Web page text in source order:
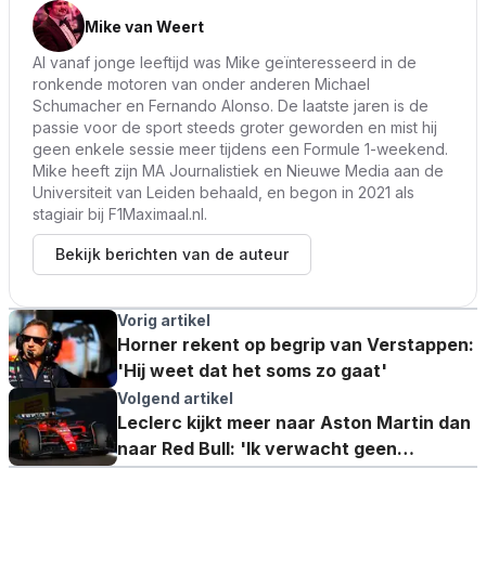
Mike van Weert
Al vanaf jonge leeftijd was Mike geïnteresseerd in de
ronkende motoren van onder anderen Michael
Schumacher en Fernando Alonso. De laatste jaren is de
passie voor de sport steeds groter geworden en mist hij
geen enkele sessie meer tijdens een Formule 1-weekend.
Mike heeft zijn MA Journalistiek en Nieuwe Media aan de
Universiteit van Leiden behaald, en begon in 2021 als
stagiair bij F1Maximaal.nl.
Bekijk berichten van de auteur
Vorig artikel
Horner rekent op begrip van Verstappen:
'Hij weet dat het soms zo gaat'
Volgend artikel
Leclerc kijkt meer naar Aston Martin dan
naar Red Bull: 'Ik verwacht geen
wonderen'